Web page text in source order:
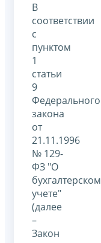
В
соответствии
с
пунктом
1
статьи
9
Федерального
закона
от
21.11.1996
№ 129-
ФЗ "О
бухгалтерском
учете"
(далее
–
Закон